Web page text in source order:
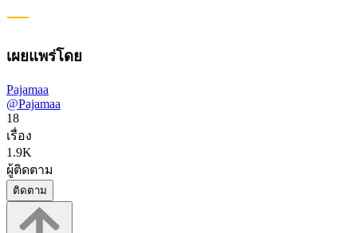
เผยแพร่โดย
Pajamaa
@Pajamaa
18
เรื่อง
1.9K
ผู้ติดตาม
ติดตาม